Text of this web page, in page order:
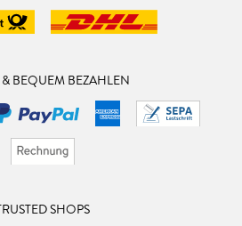
BEQUEM BEZAHLEN
SHOPS